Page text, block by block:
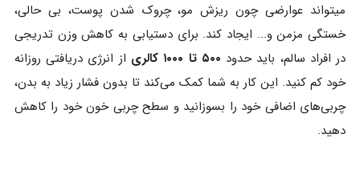
میتواند عوارضی چون ریزش مو، چروک شدن پوست، بی حالی،
خستگی مزمن و... ایجاد کند. برای دستیابی به کاهش وزن تدریجی
در افراد سالم، باید حدود ۵۰۰ تا ۱۰۰۰ کالری
از انرژی دریافتی روزانه
خود کم کنید. این کار به شما کمک می‌کند تا بدون فشار زیاد به بدن،
چربی‌های اضافی خود را بسوزانید و سطح چربی خون خود را کاهش
دهید.